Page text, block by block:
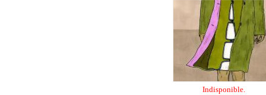
Indisponible.